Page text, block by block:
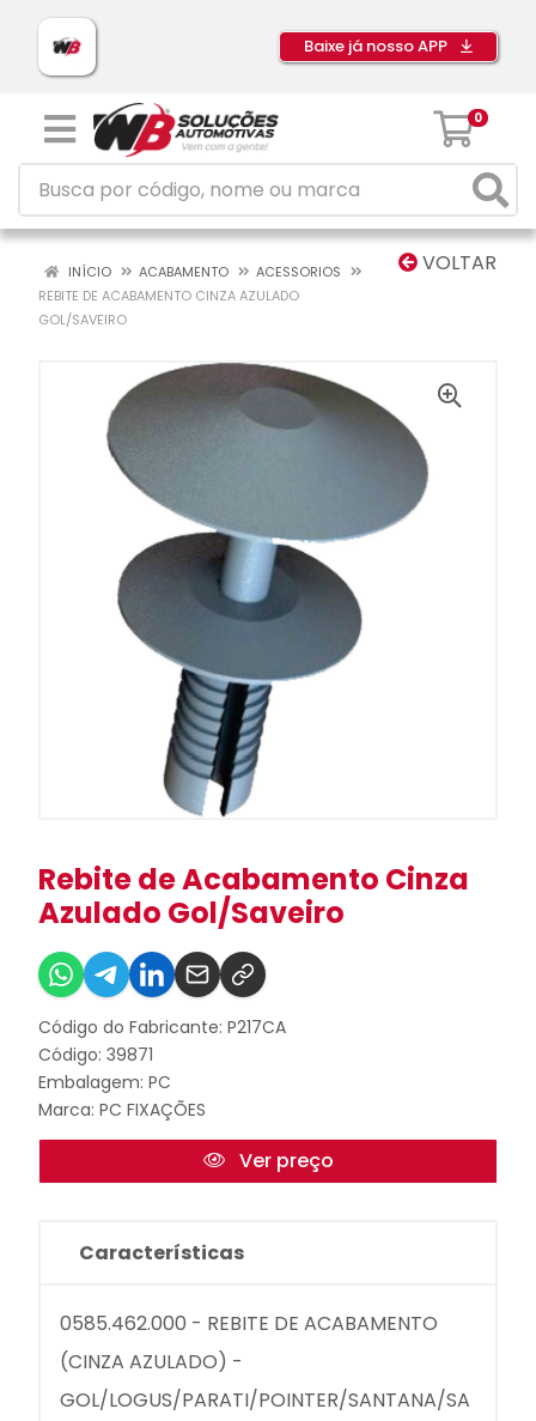
Baixe já nosso APP
0
VOLTAR
INÍCIO ACABAMENTO
ACESSORIOS
REBITE DE ACABAMENTO CINZA AZULADO
GOL/SAVEIRO
Rebite de Acabamento Cinza
Azulado Gol/Saveiro
Código do Fabricante: P217CA
Código: 39871
Embalagem: PC
Marca: PC FIXAÇÕES
Ver preço
Características
0585.462.000 - REBITE DE ACABAMENTO
(CINZA AZULADO) -
GOL/LOGUS/PARATI/POINTER/SANTANA/SA